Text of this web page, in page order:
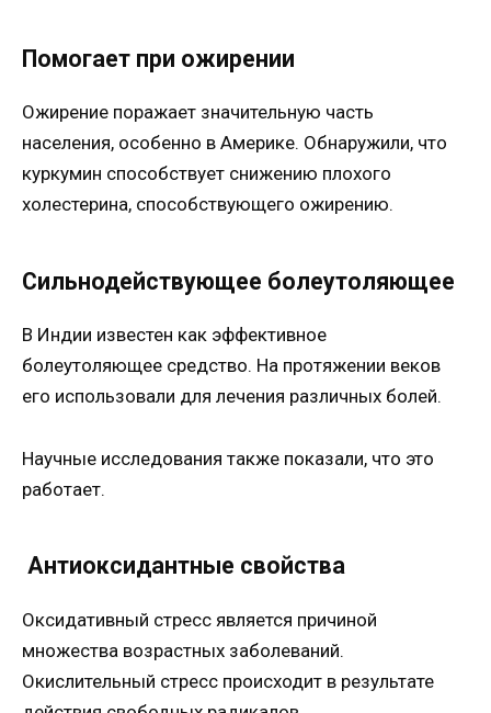
Помогает при ожирении
Ожирение поражает значительную часть
населения, особенно в Америке. Обнаружили, что
куркумин способствует снижению плохого
холестерина, способствующего ожирению.
Сильнодействующее болеутоляющее
В Индии известен как эффективное
болеутоляющее средство. На протяжении веков
его использовали для лечения различных болей.
Научные исследования также показали, что это
работает.
Антиоксидантные свойства
Оксидативный стресс является причиной
множества возрастных заболеваний.
Окислительный стресс происходит в результате